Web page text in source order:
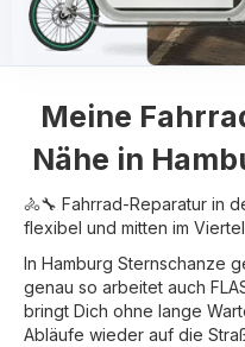
Meine
Nähe in
🚴🔧 Fahrrad-Reparatur in
flexibel und mitten im Viertel
In Hamburg Sternschanze
genau so arbeitet auch
bringt Dich ohne lange
Abläufe wieder auf die